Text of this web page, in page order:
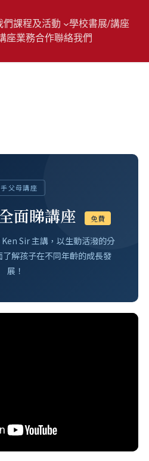
們課程及活動
學校書展/講座
座業務合作聯絡我們
父母講座
面睇講座 免費
Sir 主講，以生動活潑的分
解孩子在不同年齡的成長發
展！